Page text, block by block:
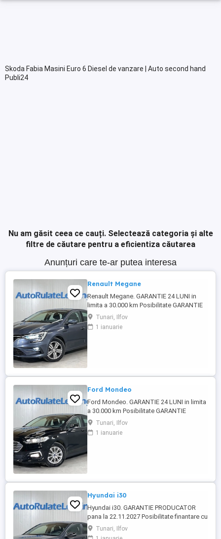
Skoda Fabia Masini Euro 6 Diesel de vanzare | Auto second hand
Publi24
Nu am găsit ceea ce cauți. Selectează categoria și alte
filtre de căutare pentru a eficientiza căutarea
Anunțuri care te-ar putea interesa
Renault Megane
Renault Megane. GARANTIE 24 LUNI in
limita a 30.000 km Posibilitate GARANTIE
PREMIUM 24 LUNI in limita a 50.000 km
Raport verificare CEBIA disponibil
Posibilitate finantare cu avans 0% pe o
Tunari, Ilfov
1 ianuarie
Ford Mondeo
Ford Mondeo. GARANTIE 24 LUNI in limita
a 30.000 km Posibilitate GARANTIE
PREMIUM 24 LUNI in limita a 50.000 km
Raport verificare CEBIA disponibil
Posibilitate finantare cu avans 0% pe o
Tunari, Ilfov
1 ianuarie
Hyundai i30
Hyundai i30. GARANTIE PRODUCATOR
pana la 22.11.2027 Posibilitate finantare cu
avans 0% pe o perioada de maxim 6 ani
Aprobare garantata credit pentru
Tunari, Ilfov